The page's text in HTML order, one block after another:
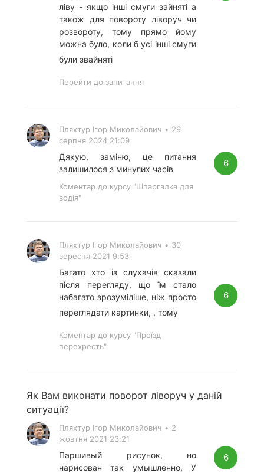
ліву - якщо інші смуги зайняті а
також для повороту ліворуч чи
розвороту, тому прямо йому
можна було, коли б усі інші смуги
були звайняті
Перейти до запитання
Пляхтур Ігор Миколайович • 29
серпня 2024 21:09
Дякую, заміню, це питання
залишилося з минулих часів
Коментар до курсу "Шпаргалка для
водія"
6
Пляхтур Ігор Миколайович • 30
вересня 2021 9:53
Багато хто із слухачів сказали
після перегляду, що їм стало
набагато зрозуміліше, ніж просто
переглядати картинки, , тому
Коментар до курсу "Проїзд
перехресть"
6
Як Вам виконати поворот ліворуч у даній
ситуації?
Пляхтур Ігор Миколайович • 2
жовтня 2021 23:21
Паршивый рисунок, но
нарисован так умышленно, У
6